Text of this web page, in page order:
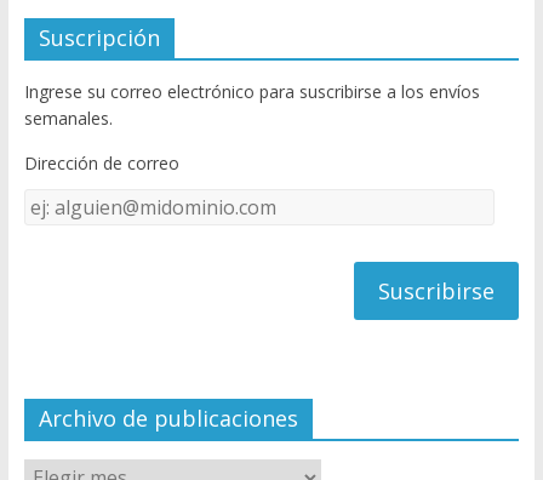
e
b
o
o
k
itt
er
u
T
u
e
C
el
Suscripción
Ingrese su correo electrónico para suscribirse a los envíos
semanales.
Dirección de correo
Dirección
de
Archivo de publicaciones